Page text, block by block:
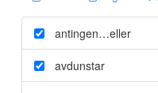
antingen…eller
avdunstar